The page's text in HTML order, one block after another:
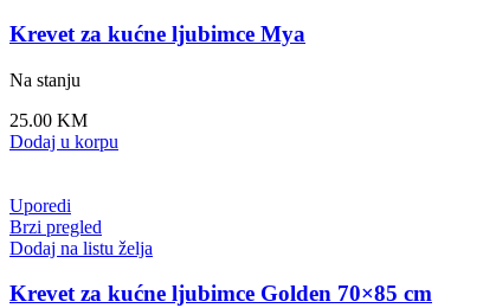
Krevet za kućne ljubimce Mya
Na stanju
25.00 KM
Dodaj u korpu
Uporedi
Brzi pregled
Dodaj na listu želja
Krevet za kućne ljubimce Golden 70×85 cm